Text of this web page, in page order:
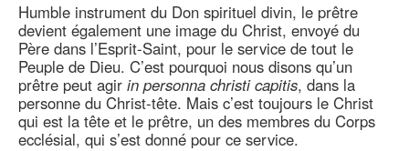
Humble instrument du Don spirituel divin, le prêtre
devient également une image du Christ, envoyé du
Père dans l’Esprit-Saint, pour le service de tout le
Peuple de Dieu. C’est pourquoi nous disons qu’un
prêtre peut agir in personna christi capitis, dans la
personne du Christ-tête. Mais c’est toujours le Christ
qui est la tête et le prêtre, un des membres du Corps
ecclésial, qui s’est donné pour ce service.